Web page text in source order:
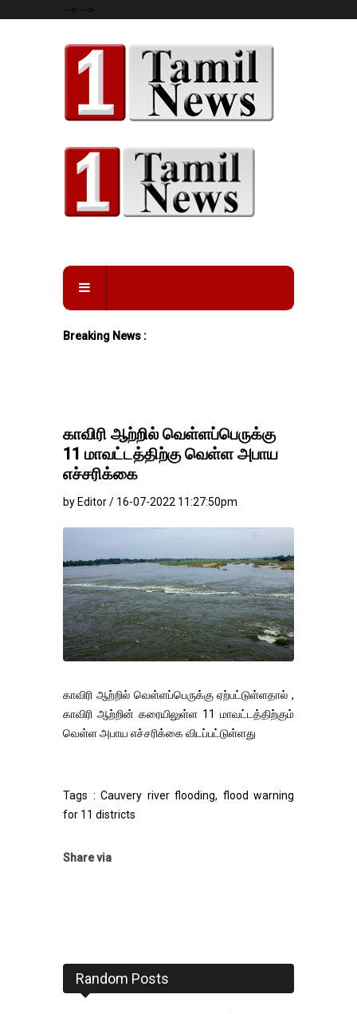
--> -->
Breaking News :
காவிரி ஆற்றில் வெள்ளப்பெருக்கு
11 மாவட்டத்திற்கு வெள்ள அபாய
எச்சரிக்கை
by Editor / 16-07-2022 11:27:50pm
காவிரி ஆற்றில் வெள்ளப்பெருக்கு ஏற்பட்டுள்ளதால் ,
காவிரி ஆற்றின் கரையிலுள்ள 11 மாவட்டத்திற்கும்
வெள்ள அபாய எச்சரிக்கை விடப்பட்டுள்ளது
Tags : Cauvery river flooding, flood warning
for 11 districts
Share via
Random Posts